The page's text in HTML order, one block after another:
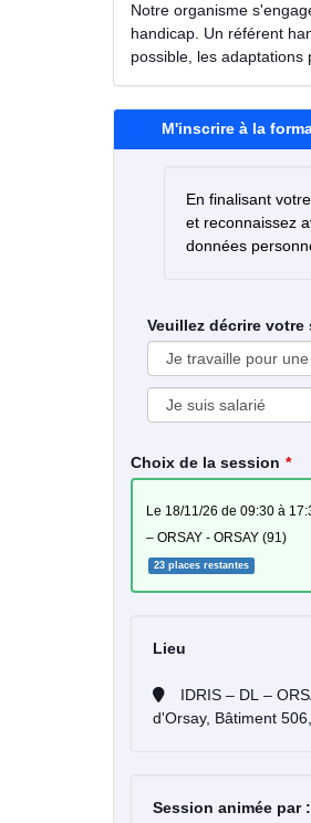
Notre organisme
handicap. Un référent
possible, les adaptations
M'inscrire à la
En finalisant
et reconnaissez
données
Veuillez décrire votre
Choix de la session
le 18/11/26 de 09:30 à 17:30 - IDRIS – DL
– ORSAY - ORSAY (91)
23 places restantes
Lieu
d'Orsay, Bâtiment
Session animée par :